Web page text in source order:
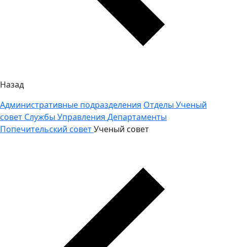
Назад
Административные подразделения Отделы Ученый
совет Службы Управления Департаменты
Попечительский советУченый совет